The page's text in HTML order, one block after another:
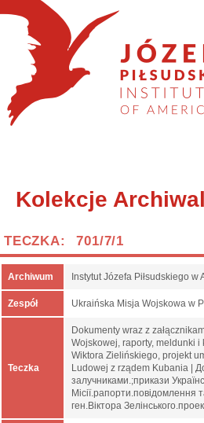
Kolekcje
TECZKA: 701/7/1
Archiwum Instytut Józefa Piłsudskiego w
Zespół Ukraińska Misja Wojskowa w
Teczka
Dokumenty wraz z
Wojskowej, raporty, meldunki
Wiktora Zielińskiego, projekt
Ludowej z rządem Kubania |
залучниками.;прикази
Місії.рапорти.повідомлення
ген.Віктора